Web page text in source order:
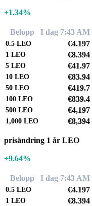
+1.34%
Belopp I dag 7:43 AM
0.5 LEO €4.197
1 LEO €8.394
5 LEO €41.97
10 LEO €83.94
50 LEO €419.7
100 LEO €839.4
500 LEO €4,197
1,000 LEO €8,394
prisändring 1 år LEO
+9.64%
Belopp I dag 7:43 AM
0.5 LEO €4.197
1 LEO €8.394